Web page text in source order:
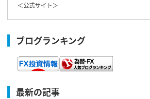
＜公式サイト＞
ブログランキング
最新の記事